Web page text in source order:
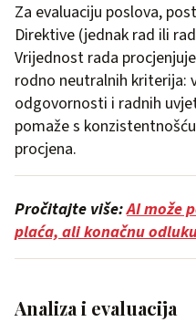
Za evaluaciju poslova,
Direktive (jednak rad ili
Vrijednost rada
rodno neutralnih kriterija:
odgovornosti i radnih
pomaže s
procjena.
Pročitajte više:AI može
plaća, ali konačnu
Analiza i evaluacija